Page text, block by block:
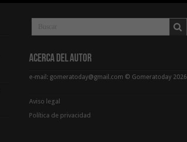
Acerca del Autor
e-mail: gomeratoday@gmail.com © Gomeratoday 2026
Aviso legal
Política de privacidad